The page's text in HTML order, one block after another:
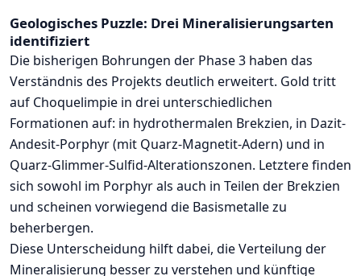
Geologisches Puzzle: Drei Mineralisierungsarten
identifiziert
Die bisherigen Bohrungen der Phase 3 haben das
Verständnis des Projekts deutlich erweitert. Gold tritt
auf Choquelimpie in drei unterschiedlichen
Formationen auf: in hydrothermalen Brekzien, in Dazit-
Andesit-Porphyr (mit Quarz-Magnetit-Adern) und in
Quarz-Glimmer-Sulfid-Alterationszonen. Letztere finden
sich sowohl im Porphyr als auch in Teilen der Brekzien
und scheinen vorwiegend die Basismetalle zu
beherbergen.
Diese Unterscheidung hilft dabei, die Verteilung der
Mineralisierung besser zu verstehen und künftige